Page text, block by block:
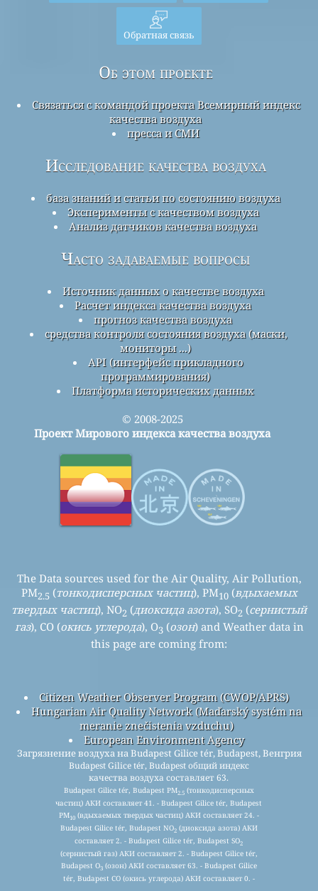
Обратная связь
Об этом проекте
Связаться с командой проекта Всемирный индекс
качества воздуха
пресса и СМИ
Исследование качества воздуха
база знаний и статьи по состоянию воздуха
Эксперименты с качеством воздуха
Анализ датчиков качества воздуха
Часто задаваемые вопросы
Источник данных о качестве воздуха
Расчет индекса качества воздуха
прогноз качества воздуха
средства контроля состояния воздуха (маски,
мониторы ...)
API (интерфейс прикладного
программирования)
Платформа исторических данных
© 2008-2025
Проект Мирового индекса качества воздуха
The Data sources used for the Air Quality, Air Pollution,
PM2.5 (тонкодисперсных частиц), PM10(вдыхаемых
твердых частиц), NO2 (диоксида азота), SO2 (сернистый
газ), CO (окись углерода), O3 (озон) and Weather data in
this page are coming from:
Citizen Weather Observer Program (CWOP/APRS)
Hungarian Air Quality Network (Maďarský systém na
meranie znečistenia vzduchu)
European Environment Agency
Загрязнение воздуха на Budapest Gilice tér, Budapest, Венгрия
Budapest Gilice tér, Budapest общий индекс
качества воздуха составляет 63.
Budapest Gilice tér, Budapest PM2.5(тонкодисперсных
частиц) АКИ составляет 41. - Budapest Gilice tér, Budapest
PM10(вдыхаемых твердых частиц) АКИ составляет 24. -
Budapest Gilice tér, Budapest NO2(диоксида азота) АКИ
составляет 2. - Budapest Gilice tér, Budapest SO2
(сернистый газ) АКИ составляет 2. - Budapest Gilice tér,
Budapest O3(озон) АКИ составляет 63. - Budapest Gilice
tér, Budapest CO (окись углерода) АКИ составляет 0. -